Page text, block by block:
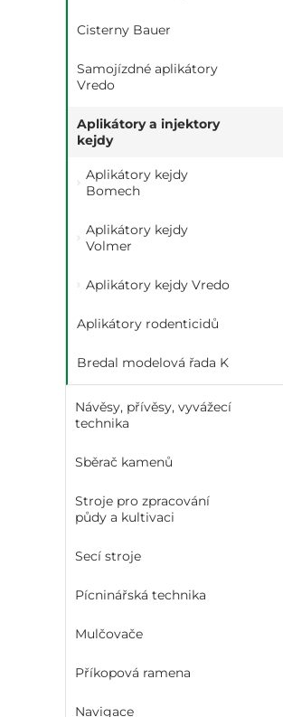
Cisterny Bauer
Samojízdné aplikátory
Vredo
Aplikátory a injektory
kejdy
Aplikátory kejdy
Bomech
Aplikátory kejdy
Volmer
Aplikátory kejdy Vredo
Aplikátory rodenticidů
Bredal modelová řada K
Návěsy, přívěsy, vyvážecí
technika
Sběrač kamenů
Stroje pro zpracování
půdy a kultivaci
Secí stroje
Pícninářská technika
Mulčovače
Příkopová ramena
Navigace